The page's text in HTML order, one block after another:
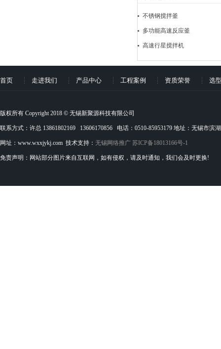
不锈钢搅拌釜
多功能高速反应釜
高速行星搅拌机
首页 走进我们 产品中心 工程案例 资质荣誉 选
版权所有 Copyright 2018 © 无锡新聚源科技有限公司
联系方式：许总 13861802169 13606170856 电话：0510-85953179 地址：无锡市滨
网址：www.wxxjykj.com 技术支持： 无锡网络推广 苏ICP备18013166号-1
免责声明：网站部分图片来自互联网，如有侵权，请及时通知，我们会及时更换!